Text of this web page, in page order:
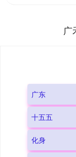
广
广东
十五五
化身